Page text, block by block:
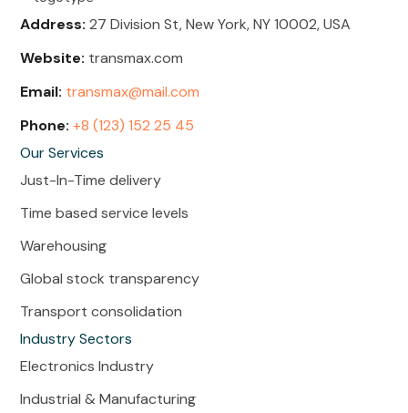
Address: 27 Division St, New York, NY 10002, USA
Website: transmax.com
Email: transmax@mail.com
Phone: +8 (123) 152 25 45
Our Services
Just-In-Time delivery
Time based service levels
Warehousing
Global stock transparency
Transport consolidation
Industry Sectors
Electronics Industry
Industrial & Manufacturing